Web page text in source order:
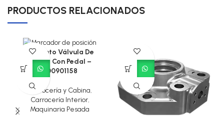
PRODUCTOS RELACIONADOS
Conjunto Válvula De
Frenos Con Pedal –
800901158
Carrocería y Cabina,
Carrocería Interior,
Maquinaria Pesada